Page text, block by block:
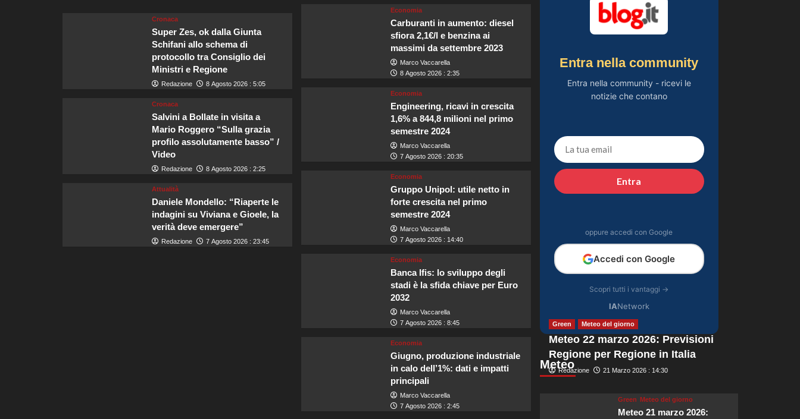
vacanza: “Pressione
alta, nausea e mal di
testa, ho temuto il
Debora Bragetti in
vacanza da sola:
finita la relazione con
Alessio Pilli Stella?
incontra la sorella in
Costa Smeralda:
momenti da ricordare
insieme.
Il midi dress azzurro
mai.
Cronaca
Super Zes, ok dalla Giunta
Schifani allo schema di
protocollo tra Consiglio dei
Ministri e Regione
Redazione 8 Agosto 2026 : 5:05
Cronaca
Salvini a Bollate in visita a
Mario Roggero “Sulla grazia
profilo assolutamente basso” /
Video
Redazione 8 Agosto 2026 : 2:25
Attualità
Daniele Mondello: “Riaperte le
indagini su Viviana e Gioele, la
verità deve emergere”
Redazione 7 Agosto 2026 : 23:45
Economia
Carburanti in aumento: diesel
sfiora 2,1€/l e benzina ai
massimi da settembre 2023
Marco Vaccarella
8 Agosto 2026 : 2:35
Economia
Engineering, ricavi in crescita
1,6% a 844,8 milioni nel primo
semestre 2024
Marco Vaccarella
7 Agosto 2026 : 20:35
Economia
Gruppo Unipol: utile netto in
forte crescita nel primo
semestre 2024
Marco Vaccarella
7 Agosto 2026 : 14:40
Economia
Banca Ifis: lo sviluppo degli
stadi è la sfida chiave per Euro
2032
Marco Vaccarella
7 Agosto 2026 : 8:45
Economia
Giugno, produzione industriale
in calo dell’1%: dati e impatti
principali
Marco Vaccarella
7 Agosto 2026 : 2:45
Entra nella community
Entra nella community - ricevi le
notizie che contano
Entra
oppure accedi con Google
Accedi con Google
Scopri tutti i vantaggi →
IANetwork
Meteo
Green Meteo del giorno
Meteo 22 marzo 2026: Previsioni
Regione per Regione in Italia
Redazione 21 Marzo 2026 : 14:30
Green Meteo del giorno
Meteo 21 marzo 2026: